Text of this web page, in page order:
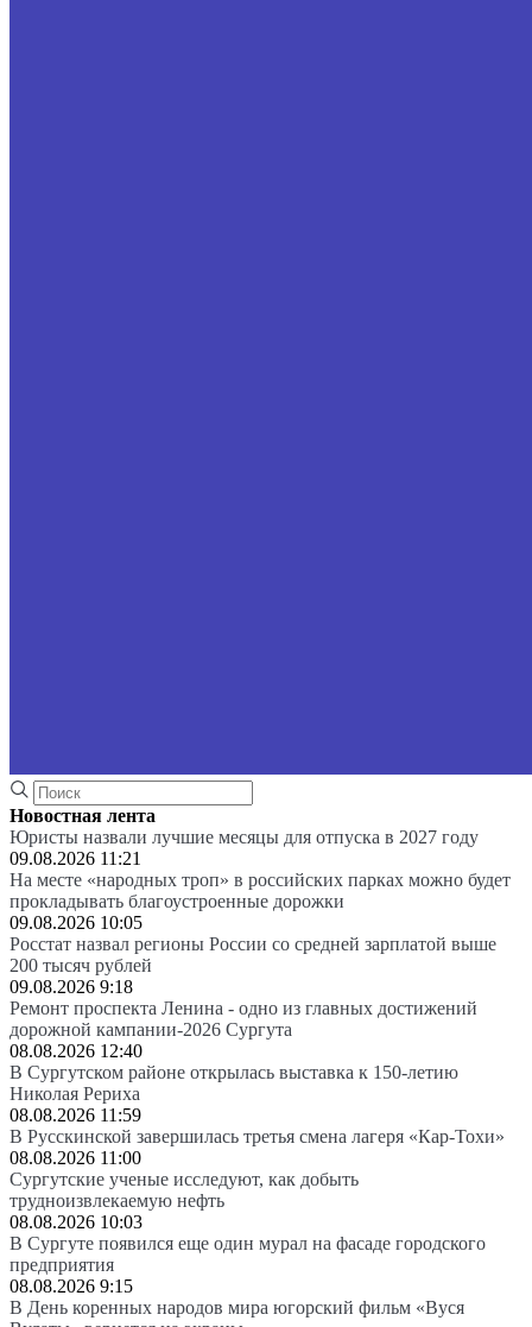
Новостная лента
Юристы назвали лучшие месяцы для отпуска в 2027 году
09.08.2026 11:21
На месте «народных троп» в российских парках можно будет
прокладывать благоустроенные дорожки
09.08.2026 10:05
Росстат назвал регионы России со средней зарплатой выше
200 тысяч рублей
09.08.2026 9:18
Ремонт проспекта Ленина - одно из главных достижений
дорожной кампании-2026 Сургута
08.08.2026 12:40
В Сургутском районе открылась выставка к 150-летию
Николая Рериха
08.08.2026 11:59
В Русскинской завершилась третья смена лагеря «Кар-Тохи»
08.08.2026 11:00
Сургутские ученые исследуют, как добыть
трудноизвлекаемую нефть
08.08.2026 10:03
В Сургуте появился еще один мурал на фасаде городского
предприятия
08.08.2026 9:15
В День коренных народов мира югорский фильм «Вуся